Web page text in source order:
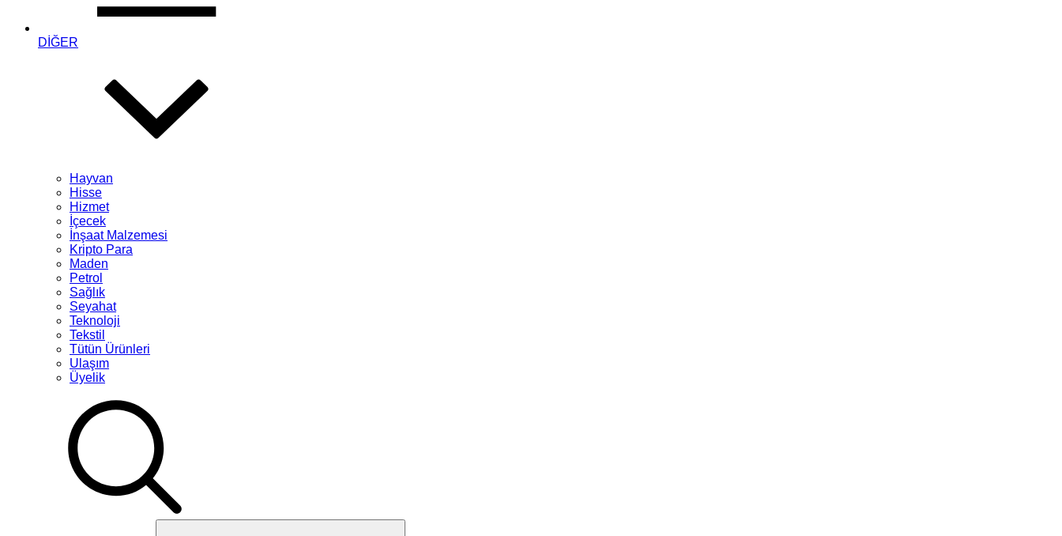
DİĞER
Hayvan
Hisse
Hizmet
İçecek
İnşaat Malzemesi
Kripto Para
Maden
Petrol
Sağlık
Seyahat
Teknoloji
Tekstil
Tütün Ürünleri
Ulaşım
Üyelik